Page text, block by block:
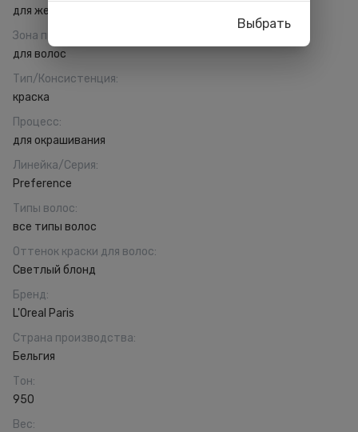
для женщин
Зона применения
для волос
Тип/Консистенция:
краска
Процесс:
для окрашивания
Линейка/Серия:
Preference
Типы волос:
все типы волос
Оттенок краски для волос:
Светлый блонд
Бренд:
L'Oreal Paris
Страна производства:
Бельгия
Тон:
950
Вес:
Выбрать